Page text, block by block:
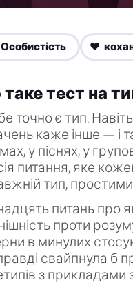
❤️
тест на
точно є тип.
каже інше — і
у піснях, у
питання, яке
тип,
питань про
проти
в минулих
свайпнула б
з прикладами